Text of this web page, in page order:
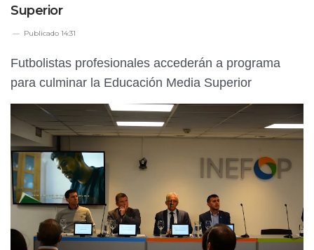
Superior
Publicado 14:31
Futbolistas profesionales accederán a programa
para culminar la Educación Media Superior